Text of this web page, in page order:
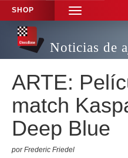
SHOP
TOGGLE
NAVIGATION
Noticias de
ARTE:
match
Deep Blue
por Frederic Friedel